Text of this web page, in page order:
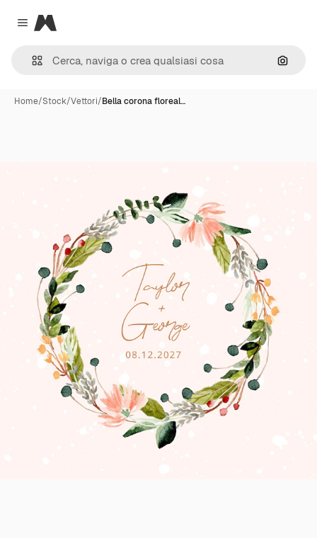
Close menu
Magnific
Cerca
Home/Stock/Vettori/Bella corona floreal…